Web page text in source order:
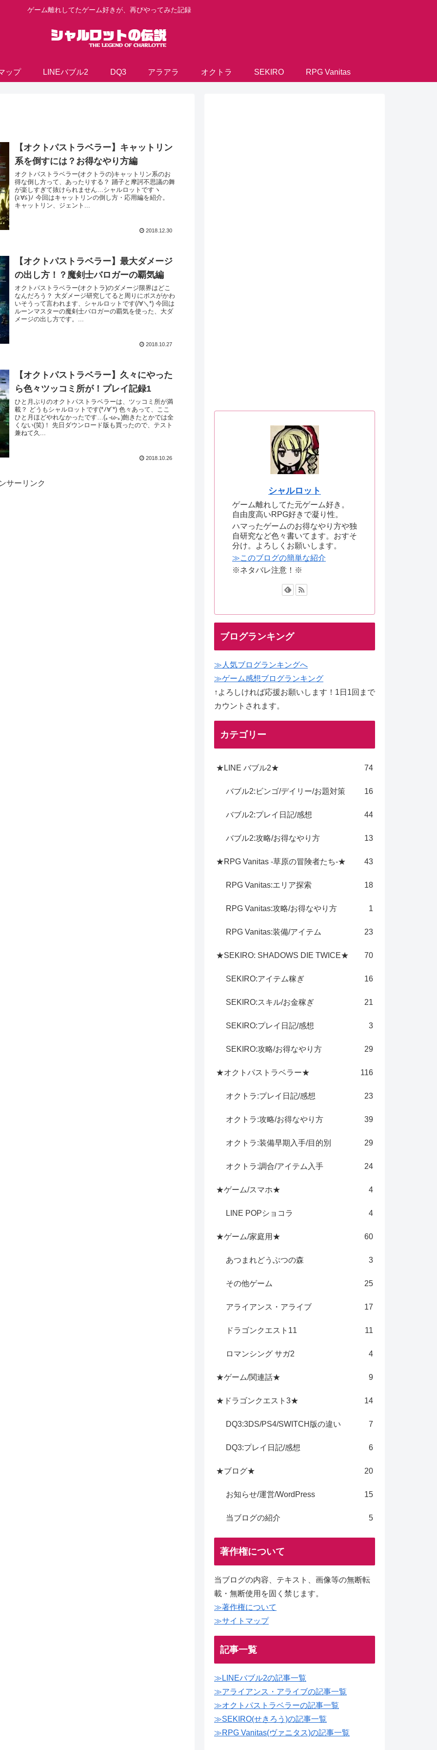
ゲーム離れしてたゲーム好きが、再びやってみた記録
ップ LINEバブル2 DQ3 アラアラ オクトラ SEKIRO RPG Vanitas
【オクトパストラベラー】キャットリン
系を倒すには？お得なやり方編
オクトパストラベラー(オクトラの)キャットリン系のお
得な倒し方って、あったりする？ 踊子と摩訶不思議の舞
が楽しすぎて抜けられません…シャルロットですヽ
(≧∀≦)ﾉ 今回はキャットリンの倒し方・応用編を紹介。
キャットリン、ジェント...
2018.12.30
【オクトパストラベラー】最大ダメージ
の出し方！？魔剣士バロガーの覇気編
オクトパストラベラー(オクトラ)のダメージ限界はどこ
なんだろう？ 大ダメージ研究してると周りにボスがかわ
いそうって言われます、シャルロットです(/∀＼*) 今回は
ルーンマスターの魔剣士バロガーの覇気を使った、大ダ
メージの出し方です。...
2018.10.27
【オクトパストラベラー】久々にやった
ら色々ツッコミ所が！プレイ記録1
ひと月ぶりのオクトパストラベラーは、ツッコミ所が満
載？ どうもシャルロットです(*ﾉ∀`*) 色々あって、ここ
ひと月ほどやれなかったです…(｡-ω-｡)飽きたとかでは全
くない(笑)！ 先日ダウンロード版も買ったので、テスト
兼ねて久...
2018.10.26
サーリンク
シャルロット
ゲーム離れしてた元ゲーム好き。
自由度高いRPG好きで凝り性。
ハマったゲームのお得なやり方や独
自研究など色々書いてます。おすそ
分け。よろしくお願いします。
≫このブログの簡単な紹介
※ネタバレ注意！※
ブログランキング
≫人気ブログランキングへ
≫ゲーム感想ブログランキング
↑よろしければ応援お願いします！1日1回まで
カウントされます。
カテゴリー
★LINE バブル2★ 74
バブル2:ビンゴ/デイリー/お題対策 16
バブル2:プレイ日記/感想 44
バブル2:攻略/お得なやり方 13
★RPG Vanitas -草原の冒険者たち-★ 43
RPG Vanitas:エリア探索 18
RPG Vanitas:攻略/お得なやり方 1
RPG Vanitas:装備/アイテム 23
★SEKIRO: SHADOWS DIE TWICE★ 70
SEKIRO:アイテム稼ぎ 16
SEKIRO:スキル/お金稼ぎ 21
SEKIRO:プレイ日記/感想 3
SEKIRO:攻略/お得なやり方 29
★オクトパストラベラー★ 116
オクトラ:プレイ日記/感想 23
オクトラ:攻略/お得なやり方 39
オクトラ:装備早期入手/目的別 29
オクトラ:調合/アイテム入手 24
★ゲーム/スマホ★ 4
LINE POPショコラ 4
★ゲーム/家庭用★ 60
あつまれどうぶつの森 3
その他ゲーム 25
アライアンス・アライブ 17
ドラゴンクエスト11 11
ロマンシング サガ2 4
★ゲーム/関連話★ 9
★ドラゴンクエスト3★ 14
DQ3:3DS/PS4/SWITCH版の違い 7
DQ3:プレイ日記/感想 6
★ブログ★ 20
お知らせ/運営/WordPress 15
当ブログの紹介 5
著作権について
当ブログの内容、テキスト、画像等の無断転
載・無断使用を固く禁じます。
≫著作権について
≫サイトマップ
記事一覧
≫LINEバブル2の記事一覧
≫アライアンス・アライブの記事一覧
≫オクトパストラベラーの記事一覧
≫SEKIRO(せきろう)の記事一覧
≫RPG Vanitas(ヴァニタス)の記事一覧